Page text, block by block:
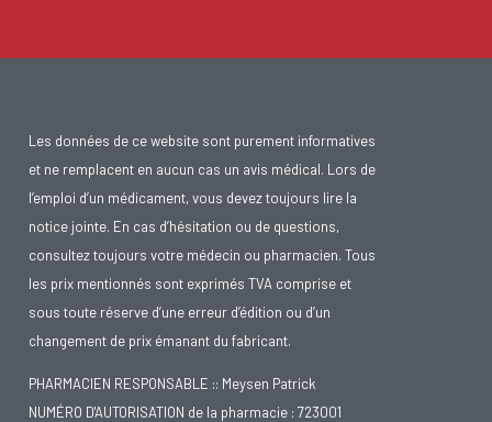
Les données de ce website sont purement informatives
et ne remplacent en aucun cas un avis médical. Lors de
l’emploi d’un médicament, vous devez toujours lire la
notice jointe. En cas d’hésitation ou de questions,
consultez toujours votre médecin ou pharmacien. Tous
les prix mentionnés sont exprimés TVA comprise et
sous toute réserve d’une erreur d’édition ou d’un
changement de prix émanant du fabricant.
PHARMACIEN RESPONSABLE :: Meysen Patrick
NUMÉRO D'AUTORISATION de la pharmacie : 723001